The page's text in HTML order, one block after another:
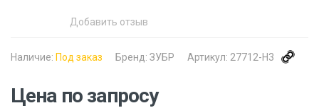
Добавить отзыв
Наличие: Под заказ Бренд: ЗУБР Артикул: 27712-H3
Цена по запросу